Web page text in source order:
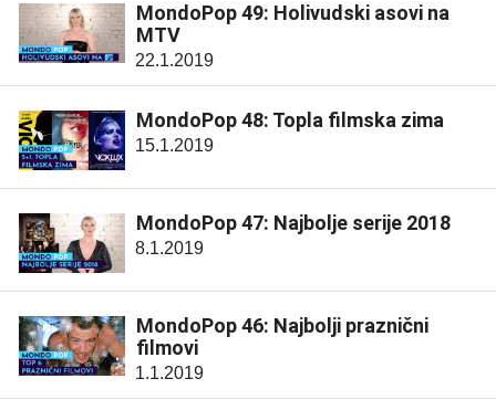
MondoPop 49: Holivudski asovi na
MTV
22.1.2019
MondoPop 48: Topla filmska zima
15.1.2019
MondoPop 47: Najbolje serije 2018
8.1.2019
MondoPop 46: Najbolji praznični
filmovi
1.1.2019